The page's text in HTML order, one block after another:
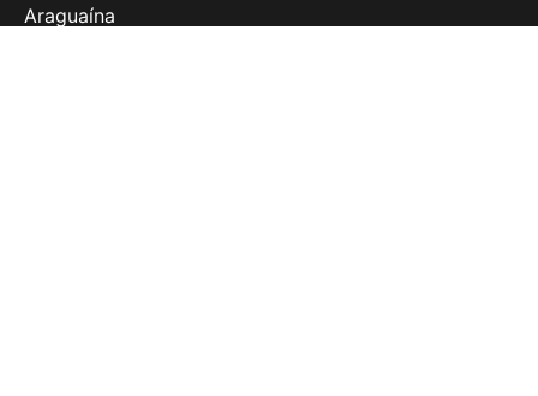
Araguaína